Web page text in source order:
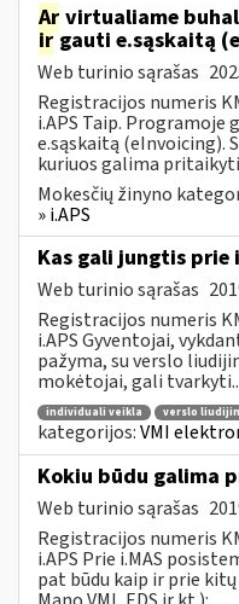
Ar virtualiame
irgauti e.sąskaitą
Web turinio sąrašas
Registracijos numeris
i.APS Taip.
e.sąskaitą (eInvoicing).
kuriuos galima pritaikyti
Mokesčių žinyno
» i.APS
Kas gali jungtis prie
Web turinio sąrašas
Registracijos numeris
i.APS Gyventojai,
pažyma, su verslo
mokėtojai, gali
individuali veikla verslo
kategorijos:VMI
Kokiu būdu galima
Web turinio sąrašas
Registracijos numeris
i.APS Prie i.MAS
pat būdu kaip ir prie